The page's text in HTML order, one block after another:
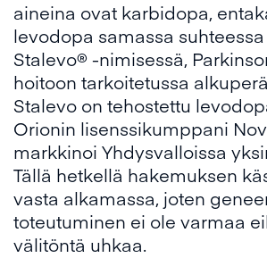
aineina ovat karbidopa,
levodopa samassa
Stalevo® -nimisessä,
hoitoon tarkoitetussa
Stalevo on tehostettu
Orionin lisenssikumppani
markkinoi Yhdysvalloissa
Tällä hetkellä hakemuksen
vasta alkamassa, joten
toteutuminen ei ole varmaa
välitöntä uhkaa.